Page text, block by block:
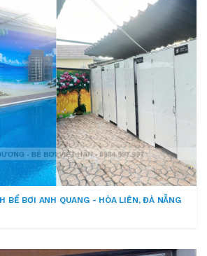
BỂ BƠI ANH QUANG - HÒA LIÊN, ĐÀ NẴNG